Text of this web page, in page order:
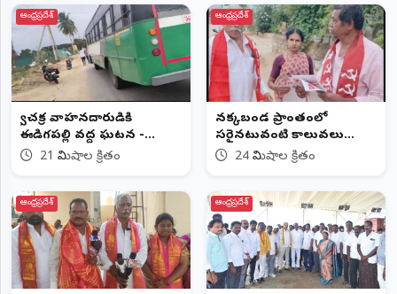
ఆంధ్రప్రదేశ్
ద్విచక్ర వాహనదారుడికి
ఈడిగపల్లి వద్ద ఘటన -
తప్పిన ప్రాణాపాయం
21 నిమిషాల క్రితం
ఆంధ్రప్రదేశ్
నక్కబండ ప్రాంతంలో
సరైనటువంటి కాలువలు
లేవు...24 నిమిషాల క్రితం
ఆంధ్రప్రదేశ్ ఆంధ్రప్రదేశ్